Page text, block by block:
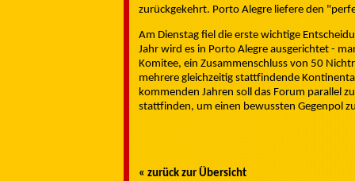
zurückgekehrt. Porto Alegre liefere den
Am Dienstag fiel die erste wichtige
Jahr wird es in Porto Alegre ausgerichtet -
Komitee, ein Zusammenschluss von 50
mehrere gleichzeitig stattfindende
kommenden Jahren soll das Forum parallel
stattfinden, um einen bewussten Gegenpol
« zurück zur Übersicht